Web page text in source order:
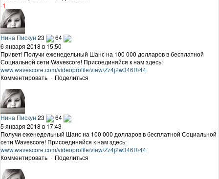
-1
Нина Пискун 23
64
6 января 2018 в 15:50
Привет! Получи еженедельный Шанс на 100 000 долларов в бесплатной
Социальной сети Wavescore! Присоединяйся к нам здесь:
www.wavescore.com/videoprofile/view/Zz4j2w346R/44
Комментировать · Поделиться
Нина Пискун 23
64
5 января 2018 в 17:43
Получи еженедельный Шанс на 100 000 долларов в бесплатной Социальной
сети Wavescore! Присоединяйся к нам здесь:
www.wavescore.com/videoprofile/view/Zz4j2w346R/44
Комментировать · Поделиться